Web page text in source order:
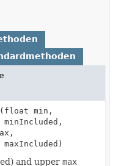
(float min,
minIncluded,
maxIncluded)
and upper max